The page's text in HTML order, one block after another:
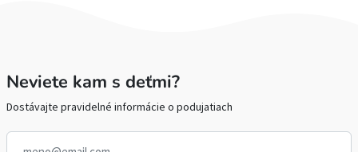
Neviete kam s deťmi?
Dostávajte pravidelné informácie o podujatiach